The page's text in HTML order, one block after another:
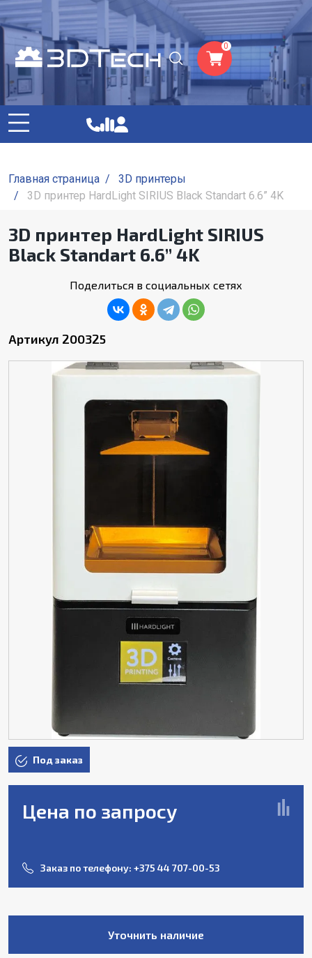
0
Главная страница /
3D принтеры
/
3D принтер HardLight SIRIUS Black Standart 6.6” 4K
3D принтер HardLight SIRIUS
Black Standart 6.6” 4K
Поделиться в социальных сетях
Артикул 200325
Под заказ
Цена по запросу
Заказ по телефону: +375 44 707-00-53
Уточнить наличие